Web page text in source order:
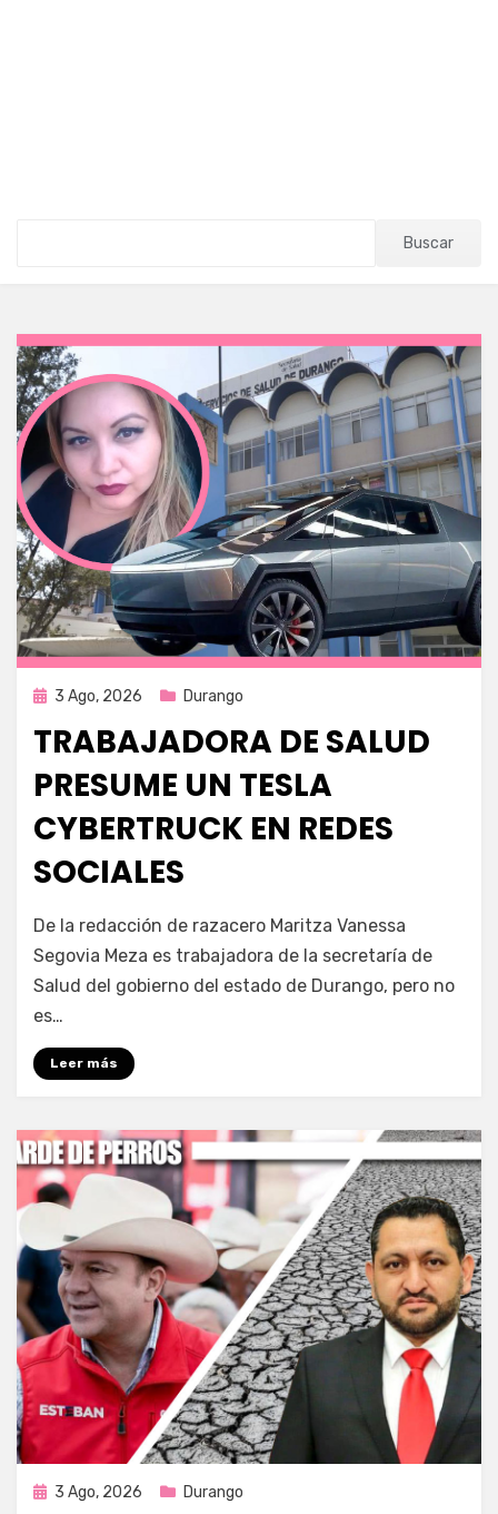
Buscar
Publicada
3 Ago, 2026 Durango
TRABAJADORA DE SALUD
PRESUME UN TESLA
CYBERTRUCK EN REDES
SOCIALES
por Fernando Miranda Servín
De la redacción de razacero Maritza Vanessa
Segovia Meza es trabajadora de la secretaría de
Salud del gobierno del estado de Durango, pero no
es…
Leer más
Publicada
3 Ago, 2026 Durango